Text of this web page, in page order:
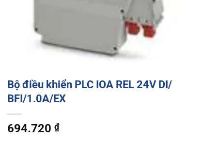
Bộ điều khiển PLC IOA REL 24V DI/
BFI/1.0A/EX
694.720 ₫